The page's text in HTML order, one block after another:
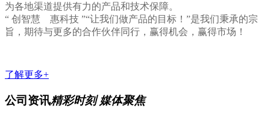
为各地渠道提供有力的产品和技术保障。
“ 创智慧 惠科技 ”“让我们做产品的目标！”是我们秉承的宗
旨，期待与更多的合作伙伴同行，赢得机会，赢得市场！
了解更多+
公司资讯精彩时刻 媒体聚焦